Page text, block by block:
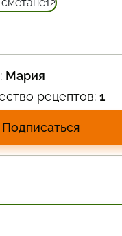
Мария
рецептов: 1
Подписаться